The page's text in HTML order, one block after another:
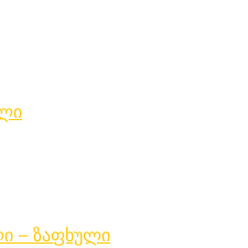
– ზაფხული